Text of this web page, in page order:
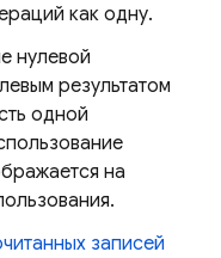
как одну.
нулевой
результатом
одной
на
записей